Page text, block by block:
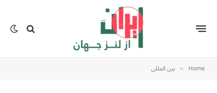
Home
» بين المللى